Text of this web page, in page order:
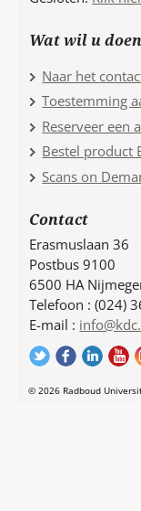
Wat wil u
Naar het
Toestemming
Reserveer een
Bestel product
Scans on
Contact
Erasmuslaan 36
Postbus 9100
6500 HA
Telefoon : (024)
E-mail :
© 2026 Radboud